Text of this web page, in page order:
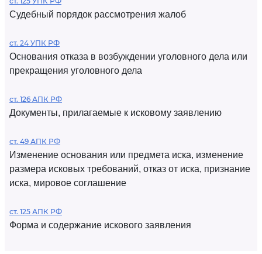
Судебный порядок рассмотрения жалоб
ст. 24 УПК РФ
Основания отказа в возбуждении уголовного дела или
прекращения уголовного дела
ст. 126 АПК РФ
Документы, прилагаемые к исковому заявлению
ст. 49 АПК РФ
Изменение основания или предмета иска, изменение
размера исковых требований, отказ от иска, признание
иска, мировое соглашение
ст. 125 АПК РФ
Форма и содержание искового заявления